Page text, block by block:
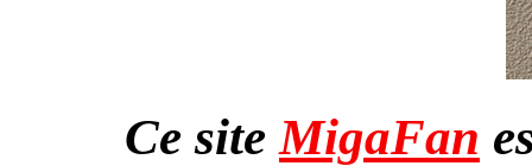
Ce siteMigaFan